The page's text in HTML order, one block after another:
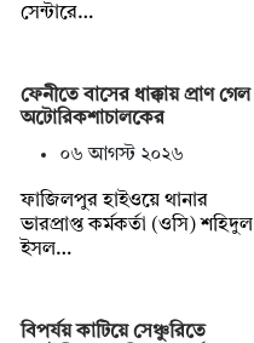
সেন্টারে…
ফেনীতে বাসের ধাক্কায় প্রাণ গেল
অটোরিকশাচালকের
০৬ আগস্ট ২০২৬
ফাজিলপুর হাইওয়ে থানার
ভারপ্রাপ্ত কর্মকর্তা (ওসি) শহিদুল
ইসল…
বিপর্যয় কাটিয়ে সেঞ্চুরিতে